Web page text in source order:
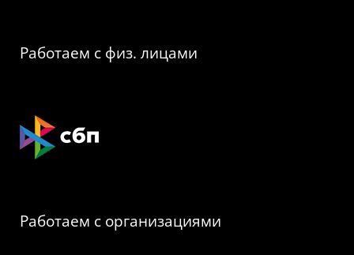
Работаем с физ. лицами
Работаем с организациями